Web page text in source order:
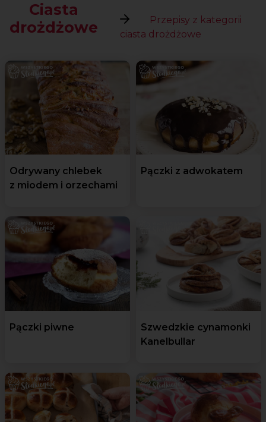
Ciasta
drożdżowe
Przepisy z kategorii
ciasta drożdżowe
Odrywany chlebek
z miodem i orzechami
Pączki z adwokatem
Pączki piwne
Szwedzkie cynamonki
Kanelbullar